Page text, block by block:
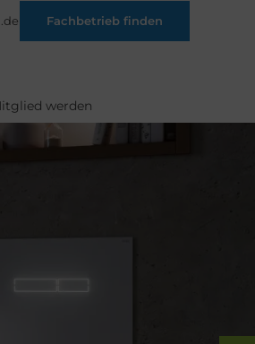
Fachbetrieb finden
werden